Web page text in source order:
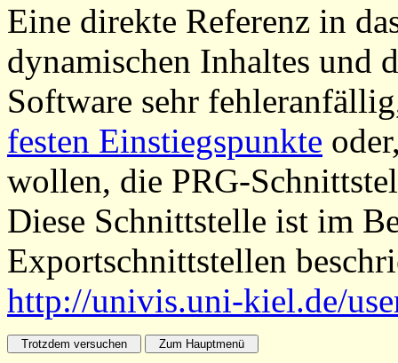
Eine direkte Referenz in
dynamischen Inhaltes und
Software sehr
festen Einstiegspunkte
wollen, die PRG-
Diese Schnittstelle ist im
Exportschnittstellen
http://univis.uni-kiel.de/